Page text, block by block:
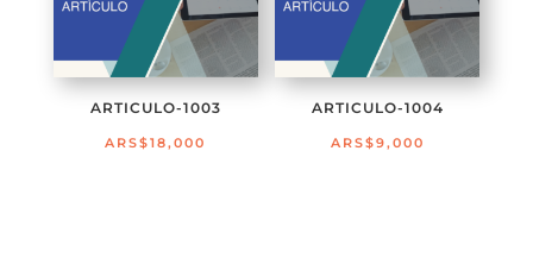
ARTICULO-1003
ARS$18,000
ARTICULO-1004
ARS$9,000